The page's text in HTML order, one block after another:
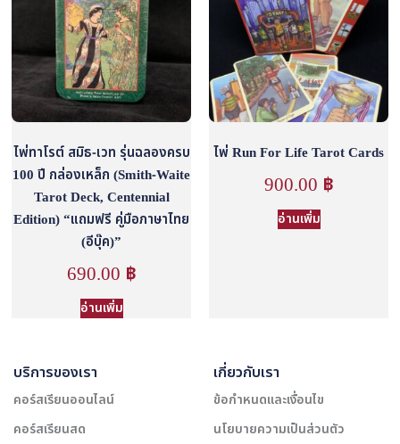
ไพ่ทาโรต์ สมิธ-เวท รุ่นฉลองครบ
100 ปี กล่องเหล็ก (Smith-Waite
Tarot Deck, Centennial
Edition) “แถมฟรี คู่มือภาษาไทย
(อีบุ๊ค)”
690.00 ฿
อ่านเพิ่ม
ไพ่ Run For Life Tarot Cards
900.00 ฿
อ่านเพิ่ม
บริการของเรา
คอร์สเรียนออนไลน์
คอร์สเรียนสด
เกี่ยวกับเรา
ข้อกำหนดและเงื่อนไข
นโยบายความเป็นส่วนตัว